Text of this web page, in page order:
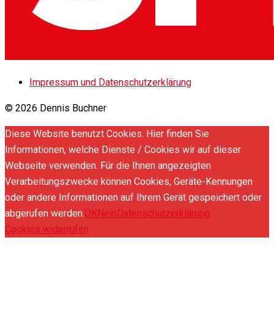
Impressum und Datenschutzerklärung
© 2026 Dennis Buchner
Diese Website benutzt Cookies. Hier finden Sie
Informationen, welche Dienste / Cookies wir auf dieser
Webseite verwenden. Für die Ihnen angezeigten
Verarbeitungszwecke können Cookies, Geräte-Kennungen
oder andere Informationen auf Ihrem Gerät gespeichert oder
abgerufen werden.OKNeinDatenschutzerklärung
Cookies widerrufen